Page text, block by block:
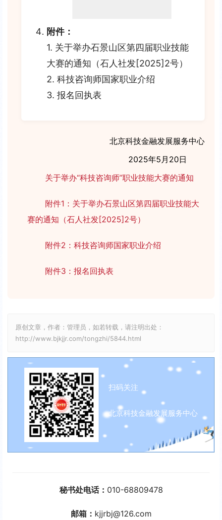
附件：
1. 关于举办石景山区第四届职业技能
大赛的通知（石人社发[2025]2号）
2. 科技咨询师国家职业介绍
3. 报名回执表
北京科技金融发展服务中心
2025年5月20日
关于举办“科技咨询师”职业技能大赛的通知
附件1：关于举办石景山区第四届职业技能大
赛的通知（石人社发[2025]2号）
附件2：科技咨询师国家职业介绍
附件3：报名回执表
原创文章，作者：管理员，如若转载，请注明出处：
http://www.bjkjjr.com/tongzhi/5844.html
扫码关注
北京科技金融发展服务中心
秘书处电话： 010-68809478
邮箱： kjjrbj@126.com